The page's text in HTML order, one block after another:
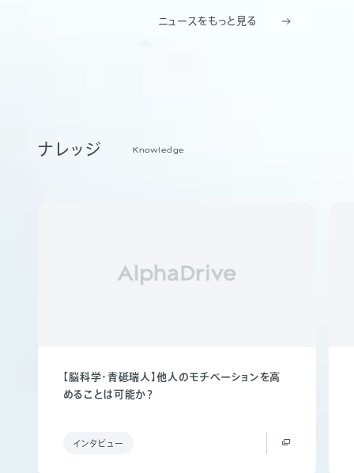
ニュースをもっと見る
ナレッジ Knowledge
【脳科学・青砥瑞人】他人のモチベーションを高
めることは可能か？
インタビュー